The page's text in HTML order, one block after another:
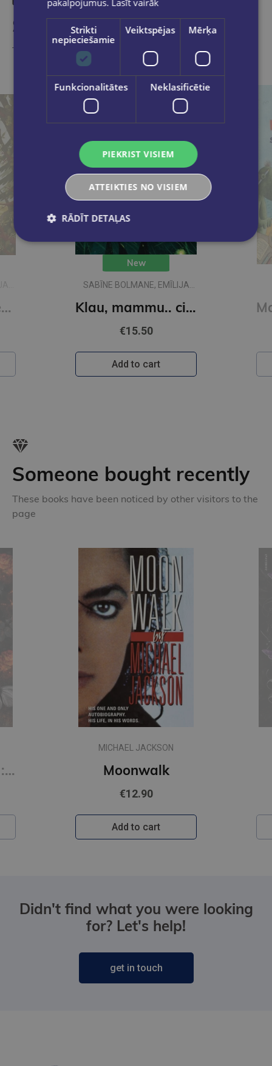
Similar products
Take a look
Klau, tēti.. vai desmit ir daudz?
New
SABĪNE BOLMANE, EMĪLIJA
Klau, mammu.. ciik liela ir pasaule?
€15.50
Add to cart
Someone bought recently
These books have been noticed by other visitors to the
page
Hunting Adeline : #2 Cat and Mouse Duet (s)
MICHAEL JACKSON
Moonwalk
€12.90
Add to cart
Didn't find what you were looking
for? Let's help!
get in touch
pakalpojumus. Lasīt vairāk
Strikti
nepieciešamie
Veiktspējas Mērķa
Funkcionalitātes Neklasificētie
PIEKRIST VISIEM
ATTEIKTIES NO VISIEM
RĀDĪT DETAĻAS